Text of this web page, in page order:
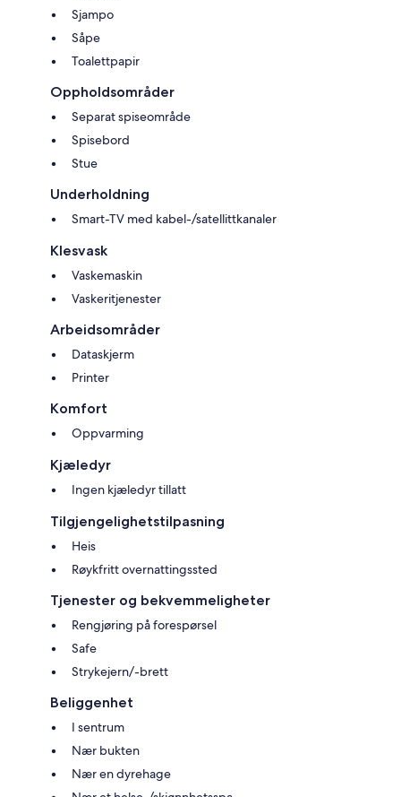
Sjampo
Såpe
Toalettpapir
Oppholdsområder
Separat spiseområde
Spisebord
Stue
Underholdning
Smart-TV med kabel-/satellittkanaler
Klesvask
Vaskemaskin
Vaskeritjenester
Arbeidsområder
Dataskjerm
Printer
Komfort
Oppvarming
Kjæledyr
Ingen kjæledyr tillatt
Tilgjengelighetstilpasning
Heis
Røykfritt overnattingssted
Tjenester og bekvemmeligheter
Rengjøring på forespørsel
Safe
Strykejern/-brett
Beliggenhet
I sentrum
Nær bukten
Nær en dyrehage